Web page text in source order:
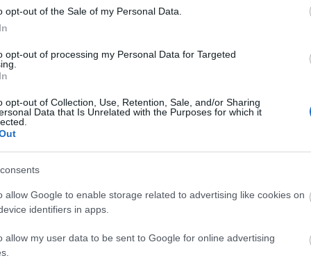
opt-out of the Sale of my Personal Data.
opt-out of processing my Personal Data for Targeted
opt-out of Collection, Use, Retention, Sale, and/or Sharing
Data that Is Unrelated with the Purposes for which it
allow Google to enable storage related to advertising like cookies on
identifiers in apps.
allow my user data to be sent to Google for online advertising